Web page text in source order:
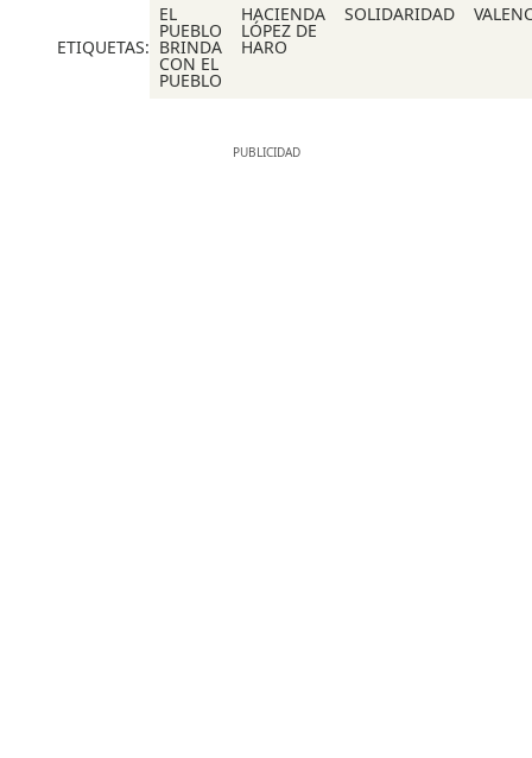
ETIQUETAS:
EL
PUEBLO
BRINDA
CON EL
PUEBLO
HACIENDA
LÓPEZ DE
HARO
SOLIDARIDAD